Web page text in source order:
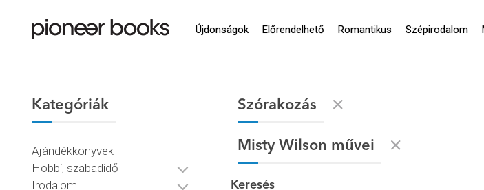
Újdonságok Előrendelhető Romantikus Szépirodalom
Kategóriák
Ajándékkönyvek
Hobbi, szabadidő
Irodalom
Szórakozás
Misty Wilson művei
Keresés